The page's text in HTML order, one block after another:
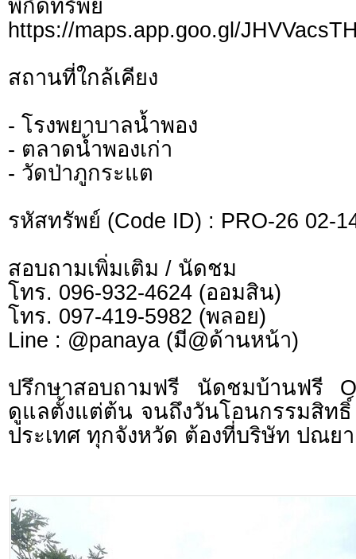
พิกัดทรั
https://maps.app.goo.gl/
สถานที่ใกล้เคียง
- โรงพยาบาลน้ำพอง
- ตลาดน้ำพองเก่า
- วัดป่าภูกระแต
รหัสทรัพย์ (Code ID) : PRO-26 02-
สอบถามเพิ่มเติม / นัดชม
โทร. 096-932-4624 (ออมสิน)
โทร. 097-419-5982 (พลอย)
Line : @panaya (มี@ด้านหน้า)
ปรึกษาสอบถามฟรี นัดชมบ้านฟรี
ดูแลตั้งแต่ต้น จนถึงวันโอนกรรมสิท
ประเทศ ทุกจังหวัด ต้องที่บริษัท ปณย